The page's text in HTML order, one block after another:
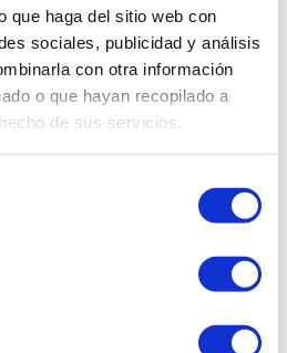
que haga del sitio web con
sociales, publicidad y análisis
con otra información
o que hayan recopilado a
de sus servicios.
La ciencia de la voz interior
recientes
II: COMIENZA LA CAZA
LA MARCA II: COMIENZA LA
MARCA II: COMIENZA LA CAZA